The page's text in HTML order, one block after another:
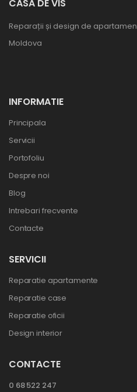
CASA DE VIS
Reparații și design de
Moldova
INFORMATIE
Principala
Servicii
Portofoliu
Despre noi
Blog
Intrebari frecvente
Contacte
SERVICII
Reparatie apartamente
Reparatie case
Reparatie oficii
Design interior
CONTACTE
0 68 522 247